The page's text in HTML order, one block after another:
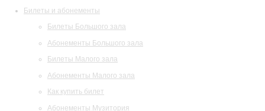
Билеты и абонементы
Билеты Большого зала
Абонементы Большого зала
Билеты Малого зала
Абонементы Малого зала
Как купить билет
Абонементы Музитория